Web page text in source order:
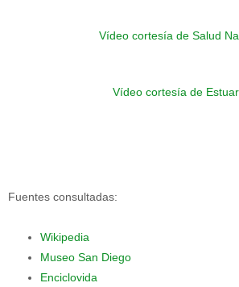
Vídeo cortesía de Salud
Vídeo cortesía de
Fuentes consultadas:
Wikipedia
Museo San Diego
Enciclovida